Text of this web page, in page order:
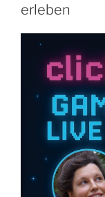
erleben